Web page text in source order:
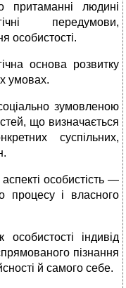
притаманні людині
передумови,
особистості.
основа розвитку
умовах.
зумовленою
що визначається
суспільних,
особистість —
процесу і власного
індивід
пізнання
й самого себе.